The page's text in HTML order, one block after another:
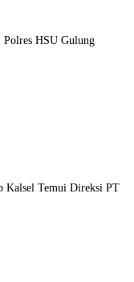
Polres HSU Gulung
Kalsel Temui Direksi PT